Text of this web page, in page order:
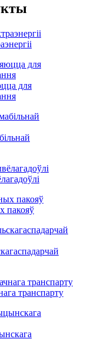
для
пакояў
транспарту